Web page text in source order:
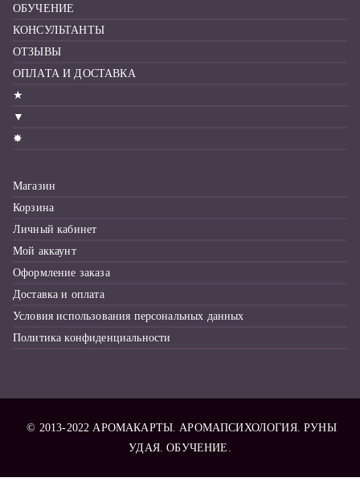
ОБУЧЕНИЕ
КОНСУЛЬТАНТЫ
ОТЗЫВЫ
ОПЛАТА И ДОСТАВКА
★
▼
✸
Магазин
Корзина
Личный кабинет
Мой аккаунт
Оформление заказа
Доставка и оплата
Условия использования персональных данных
Политика конфиденциальности
© 2013-2022АРОМАКАРТЫ. АРОМАПСИХОЛОГИЯ. РУНЫ
УДАЯ. ОБУЧЕНИЕ.